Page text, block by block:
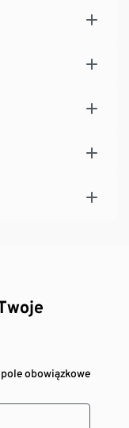
36
obowiązkowe